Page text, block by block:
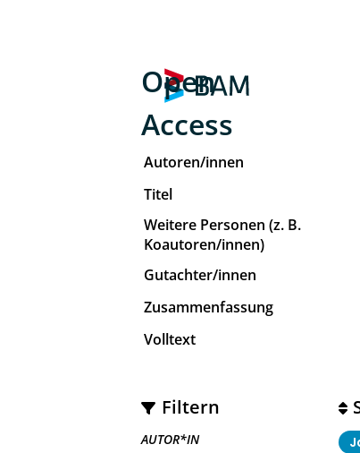
Open
Access
Autoren/innen
Titel
Weitere Personen (z. B.
Koautoren/innen)
Gutachter/innen
Zusammenfassung
Volltext
Filtern
AUTOR*IN